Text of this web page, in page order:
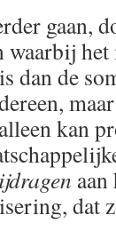
gaan,
het
dan de
kan
dat